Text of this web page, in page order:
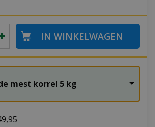
mest korrel 5 kg